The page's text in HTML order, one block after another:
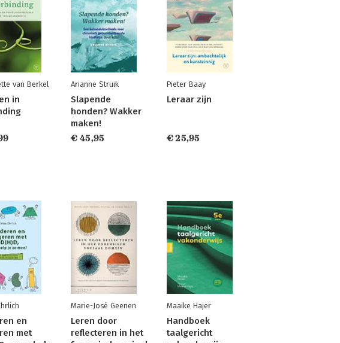
van Berkel
in
Arianne Struik
Slapende
honden? Wakker
maken!
€ 45,95
Pieter Baay
Leraar zijn
€ 25,95
en
met
Marie-José Geenen
Leren door
reflecteren in het
Maaike Hajer
Handboek
taalgericht